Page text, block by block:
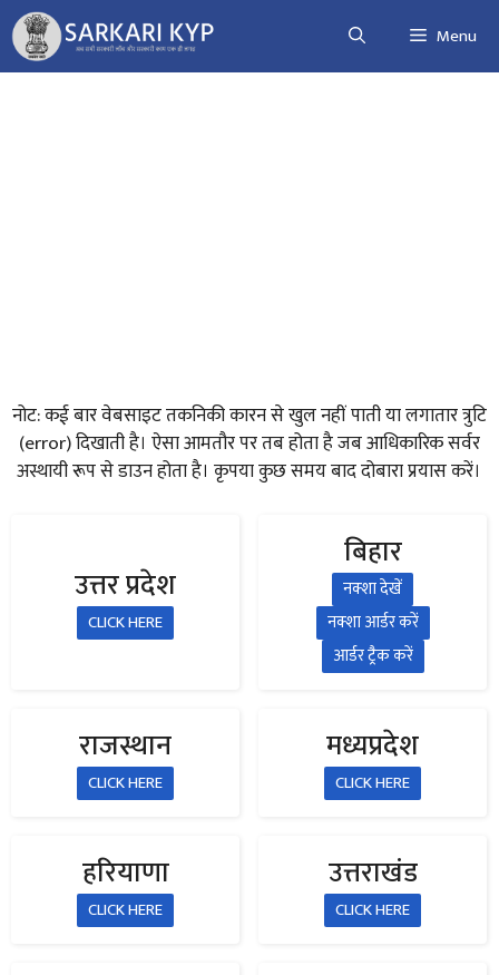
Skip
to
content
Menu
नोट: कई बार वेबसाइट तकनिकी कारन से खुल नहीं पाती या लगातार त्रुटि
(error) दिखाती है। ऐसा आमतौर पर तब होता है जब आधिकारिक सर्वर
अस्थायी रूप से डाउन होता है। कृपया कुछ समय बाद दोबारा प्रयास करें।
उत्तर प्रदेश
CLICK HERE
बिहार
नक्शा देखें
नक्शा आर्डर करें
आर्डर ट्रैक करें
राजस्थान
CLICK HERE
मध्यप्रदेश
CLICK HERE
हरियाणा
CLICK HERE
उत्तराखंड
CLICK HERE